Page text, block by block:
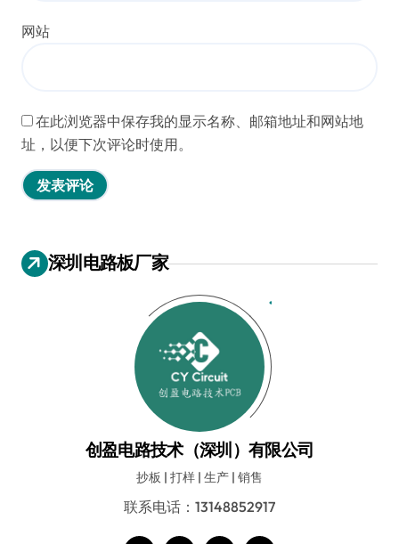
网站
在此浏览器中保存我的显示名称、邮箱地址和网站地
址，以便下次评论时使用。
深圳电路板厂家
创盈电路技术（深圳）有限公司
抄板 | 打样 | 生产 | 销售
联系电话：13148852917